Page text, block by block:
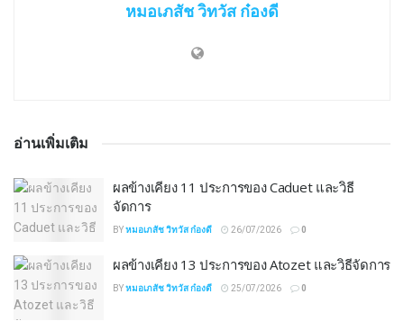
หมอเภสัช วิทวัส ก๋องดี
อ่านเพิ่มเติม
ผลข้างเคียง 11 ประการของ Caduet และวิธี
จัดการ
BYหมอเภสัช วิทวัส ก๋องดี 26/07/2026 0
ผลข้างเคียง 13 ประการของ Atozet และวิธีจัดการ
BYหมอเภสัช วิทวัส ก๋องดี 25/07/2026 0